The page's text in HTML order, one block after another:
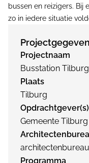
bussen en reizigers. Bij
zo in iedere situatie
Projectnaam
Busstation Tilburg
Plaats
Tilburg
Opdrachtgever(s)
Gemeente Tilburg
Programma